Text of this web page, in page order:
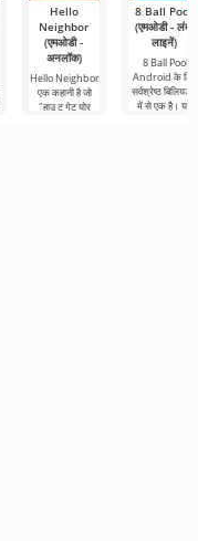
Hello
Neighbor
(एमओडी -
अनलॉक)
Hello Neighbor
एक कहानी है जो
"हाउ टू गेट योर
8 Ball Pool
(एमओडी - लंबी
लाइनें)
8 Ball Pool
Android के लिए
सर्वश्रेष्ठ बिलियर्ड्स
में से एक है। यहां